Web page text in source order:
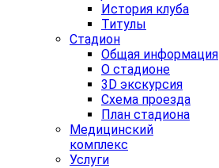
История клуба
Титулы
Стадион
Общая информация
О стадионе
3D экскурсия
Схема проезда
План стадиона
Медицинский
комплекс
Услуги